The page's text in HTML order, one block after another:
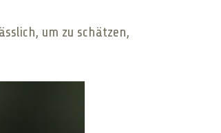
um zu schätzen,